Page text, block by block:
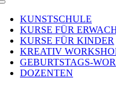
Toggle
NavigationKUNSTSCHULE
KURSE FÜR
KURSE FÜR KINDER
KREATIV
GEBURTSTAGS-
DOZENTEN